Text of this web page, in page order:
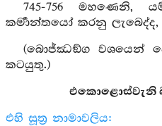
745-756 මහණෙනි,
කර්‍මාන්තයෝ කරනු
(බොජ්ඣඞ්ග වශයෙන්
කටයුතු.)
එකොළොස්වැනි
එහි සූත්‍ර නාමාවලිය: